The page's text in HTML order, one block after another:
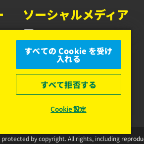
ソーシャルメディア
Instagram
YouTube
by copyright. All rights, including
すべての Cookie を受け
入れる
すべて拒否する
Cookie 設定